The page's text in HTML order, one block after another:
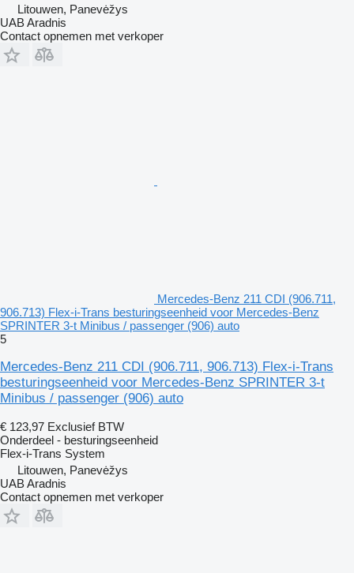
Litouwen, Panevėžys
UAB Aradnis
Contact opnemen met verkoper
Mercedes-Benz 211 CDI (906.711,
906.713) Flex-i-Trans besturingseenheid voor Mercedes-Benz
SPRINTER 3-t Minibus / passenger (906) auto
5
Mercedes-Benz 211 CDI (906.711, 906.713) Flex-i-Trans
besturingseenheid voor Mercedes-Benz SPRINTER 3-t
Minibus / passenger (906) auto
€ 123,97 Exclusief BTW
Onderdeel - besturingseenheid
Flex-i-Trans System
Litouwen, Panevėžys
UAB Aradnis
Contact opnemen met verkoper